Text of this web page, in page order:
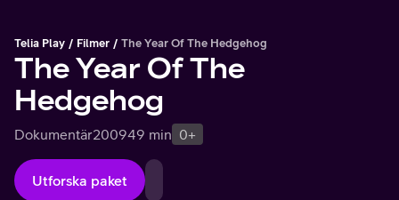
Telia Play Filmer The Year Of The Hedgehog
The Year Of The
Hedgehog
Dokumentär200949 min 0+
Utforska paket